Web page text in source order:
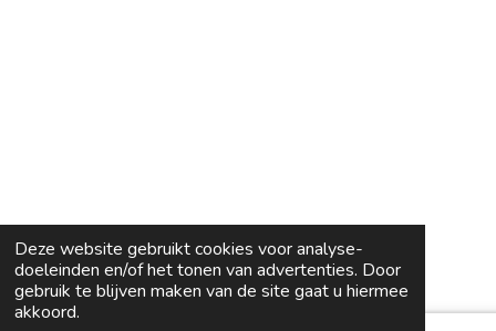
Deze website gebruikt cookies voor analyse-
doeleinden en/of het tonen van advertenties. Door
gebruik te blijven maken van de site gaat u hiermee
akkoord.